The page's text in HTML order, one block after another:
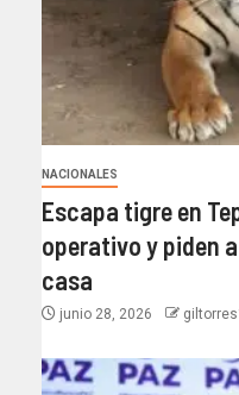
NACIONALES
Escapa tigre en
operativo y piden
casa
junio 28, 2026